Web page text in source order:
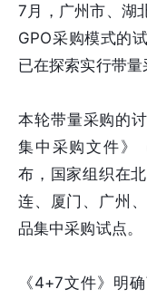
7月，广州市、湖
GPO采购模式的
已在探索实行带量
本轮带量采购的
集中采购文件》
布，国家组织在
连、厦门、广州
品集中采购试点。
《4+7文件》明